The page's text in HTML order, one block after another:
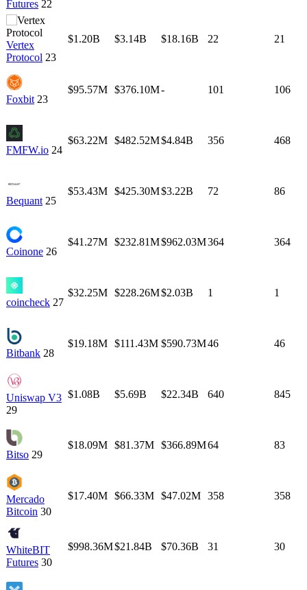
Futures 22
Vertex
Protocol 23
$1.20B $3.14B $18.16B 22 21
Foxbit 23
$95.57M $376.10M- 101 106
FMFW.io 24
$63.22M $482.52M$4.84B 356 468
Bequant 25
$53.43M $425.30M$3.22B 72 86
Coinone 26
$41.27M $232.81M$962.03M364 364
coincheck 27
$32.25M $228.26M$2.03B 1 1
Bitbank 28
$19.18M $111.43M $590.73M46 46
Uniswap V3
29
$1.08B $5.69B $22.34B 640 845
Bitso 29
$18.09M $81.37M $366.89M64 83
Mercado
Bitcoin 30
$17.40M $66.33M $47.02M 358 358
WhiteBIT
Futures 30
$998.36M$21.84B $70.36B 31 30